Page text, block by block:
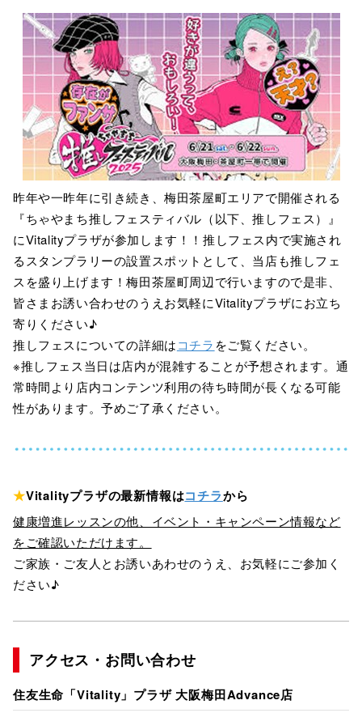
昨年や一昨年に引き続き、梅田茶屋町エリアで開催される
『ちゃやまち推しフェスティバル（以下、推しフェス）』
にVitalityプラザが参加します！！推しフェス内で実施され
るスタンプラリーの設置スポットとして、当店も推しフェ
スを盛り上げます！梅田茶屋町周辺で行いますので是非、
皆さまお誘い合わせのうえお気軽にVitalityプラザにお立ち
寄りください♪
推しフェスについての詳細はコチラ をご覧ください。
※推しフェス当日は店内が混雑することが予想されます。通
常時間より店内コンテンツ利用の待ち時間が長くなる可能
性があります。予めご了承ください。
★Vitalityプラザの最新情報はコチラから
健康増進レッスンの他、イベント・キャンペーン情報など
をご確認いただけます。
ご家族・ご友人とお誘いあわせのうえ、お気軽にご参加く
ださい♪
アクセス・お問い合わせ
住友生命「Vitality」プラザ 大阪梅田Advance店